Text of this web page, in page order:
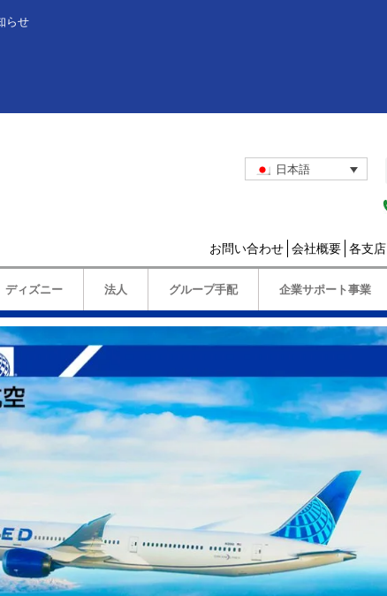
らせ
日本語
お問い合わせ 会社概要 各支店
ディズニー 法人 グループ手配 企業サポート事業